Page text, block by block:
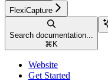
FlexiCapture
Search documentation...
⌘ K
Website
Get Started